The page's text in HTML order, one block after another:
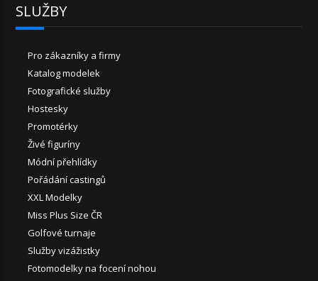
SLUŽBY
Pro zákazníky a firmy
Katalog modelek
Fotografické služby
Hostesky
Promotérky
Živé figuríny
Módní přehlídky
Pořádání castingů
XXL Modelky
Miss Plus Size ČR
Golfové turnaje
Služby vizážistky
Fotomodelky na focení nohou